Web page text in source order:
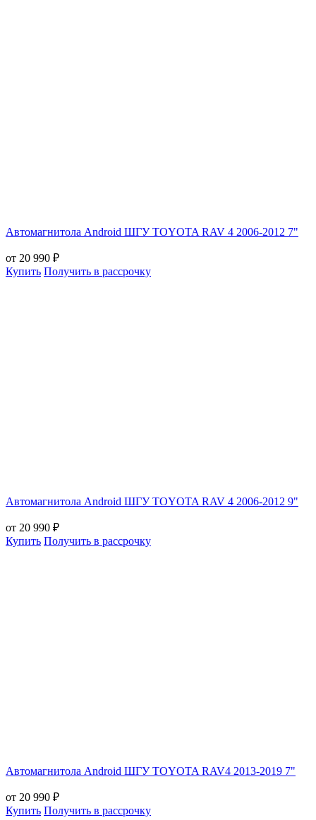
Автомагнитола Android ШГУ TOYOTA RAV 4 2006-2012 7"
от 20 990 ₽
Купить Получить в рассрочку
Автомагнитола Android ШГУ TOYOTA RAV 4 2006-2012 9"
от 20 990 ₽
Купить Получить в рассрочку
Автомагнитола Android ШГУ TOYOTA RAV4 2013-2019 7"
от 20 990 ₽
Купить Получить в рассрочку